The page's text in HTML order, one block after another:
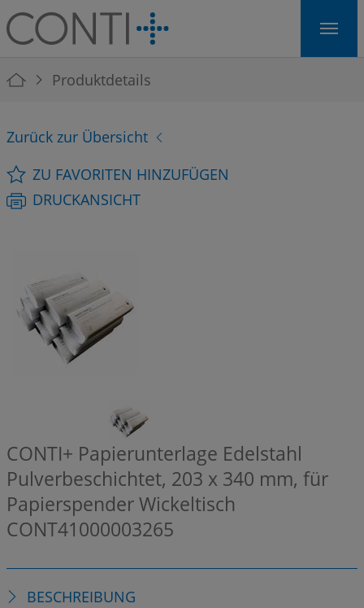
Skip to main navigation
Skip to main content
Skip to page footer
You are here:
Produktdetails
Zurück zur Übersicht
ZU FAVORITEN HINZUFÜGEN
DRUCKANSICHT
CONTI+ Papierunterlage Edelstahl
Pulverbeschichtet, 203 x 340 mm, für
Papierspender Wickeltisch
CONT41000003265
BESCHREIBUNG